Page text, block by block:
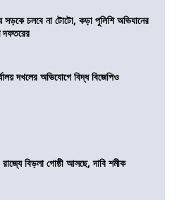
সড়কে চলবে না টোটো, কড়া পুলিশি অভিযানের
দফতরের
দখলের অভিযোগে বিদ্ধ বিজেপিও
রাজ্যে বিড়লা গোষ্ঠী আসছে, দাবি শমীক